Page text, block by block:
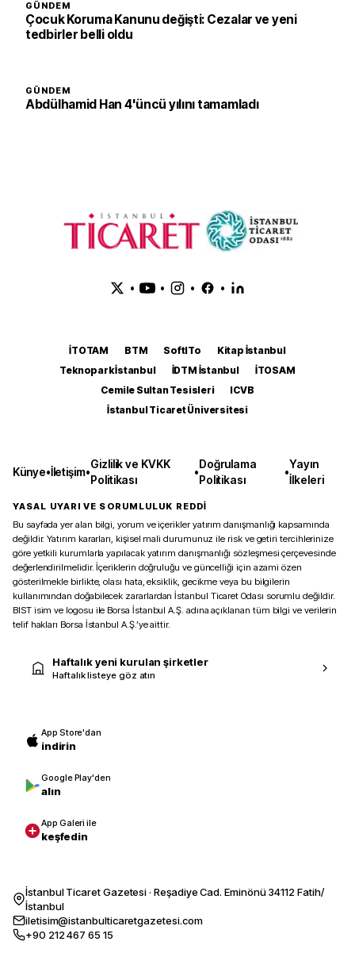
GÜNDEM
Çocuk Koruma Kanunu değişti: Cezalar ve yeni
tedbirler belli oldu
GÜNDEM
Abdülhamid Han 4'üncü yılını tamamladı
• • • •
İTOTAM BTM SoftITo
Kitap İstanbul
Teknopark İstanbul
İDTM İstanbul
İTOSAM
Cemile Sultan Tesisleri
ICVB
İstanbul Ticaret Üniversitesi
Künye•İletişim•
Gizlilik ve KVKK
Politikası
•
Doğrulama
Politikası
•
Yayın
İlkeleri
YASAL UYARI VE SORUMLULUK REDDİ
Bu sayfada yer alan bilgi, yorum ve içerikler yatırım danışmanlığı kapsamında
değildir. Yatırım kararları, kişisel mali durumunuz ile risk ve getiri tercihlerinize
göre yetkili kurumlarla yapılacak yatırım danışmanlığı sözleşmesi çerçevesinde
değerlendirilmelidir. İçeriklerin doğruluğu ve güncelliği için azami özen
gösterilmekle birlikte, olası hata, eksiklik, gecikme veya bu bilgilerin
kullanımından doğabilecek zararlardan İstanbul Ticaret Odası sorumlu değildir.
BIST isim ve logosu ile Borsa İstanbul A.Ş. adına açıklanan tüm bilgi ve verilerin
telif hakları Borsa İstanbul A.Ş.’ye aittir.
Haftalık yeni kurulan şirketler
Haftalık listeye göz atın
App Store'dan
indirin
Google Play'den
alın
App Galeri ile
keşfedin
İstanbul Ticaret Gazetesi · Reşadiye Cad. Eminönü 34112 Fatih/
İstanbul
iletisim@istanbulticaretgazetesi.com
+90 212 467 65 15